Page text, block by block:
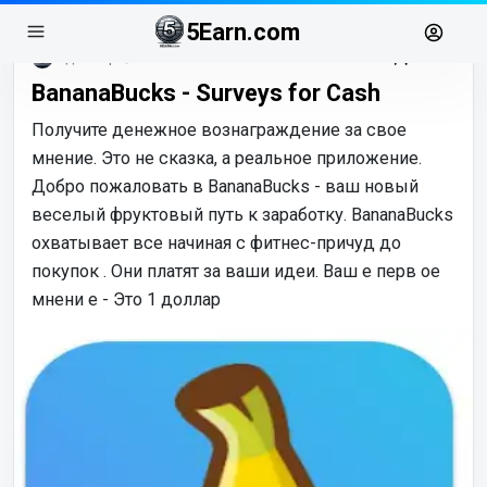
5Earn.com
BananaBucks - Surveys for Cash
Получите денежное вознаграждение за свое
мнение. Это не сказка, а реальное приложение.
Добро пожаловать в BananaBucks - ваш новый
веселый фруктовый путь к заработку. BananaBucks
охватывает все начиная с фитнес-причуд до
покупок . Они платят за ваши идеи. Ваш е перв ое
мнени е - Это 1 доллар